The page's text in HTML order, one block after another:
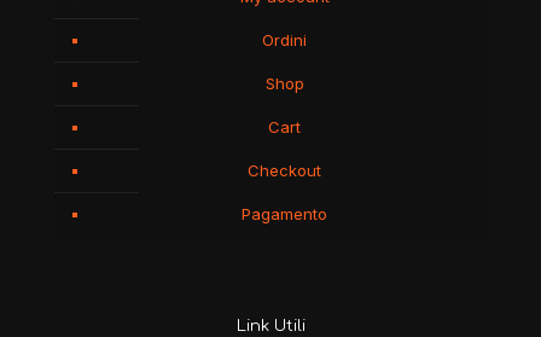
Ordini
Shop
Cart
Checkout
Pagamento
Link Utili